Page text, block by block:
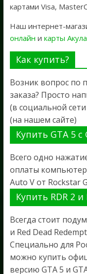
картами Visa,
Наш интернет-
онлайн и карты Акула
Как купить?
Возник вопрос по
заказа? Просто
(в социальной
(на нашем сайте)
Купить GTA 5 с
Всего одно
оплаты
Auto V от Rockstar
Купить RDR 2
Всегда стоит
и Red Dead
Специально для
можно купить
версию GTA 5 и